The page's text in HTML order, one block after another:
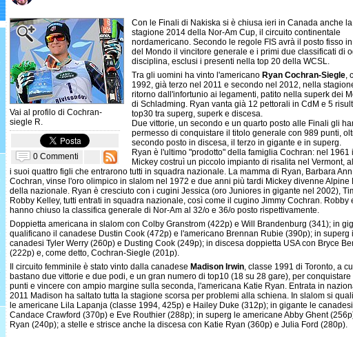
Vai al profilo di Cochran-
siegle R.
0 Commenti
Con le Finali di Nakiska si è chiusa ieri in Canada anche la
stagione 2014 della Nor-Am Cup, il circuito continentale
nordamericano. Secondo le regole FIS avrà il posto fisso
del Mondo il vincitore generale e i primi due classificati di
disciplina, esclusi i presenti nella top 20 della WCSL.
Tra gli uomini ha vinto l'americano Ryan Cochran-Siegle,
1992, già terzo nel 2011 e secondo nel 2012, nella
ritorno dall'infortunio ai legamenti, patito nella superk dei
di Schladming. Ryan vanta già 12 pettorali in CdM e 5
top30 tra superg, superk e discesa.
Due vittorie, un secondo e un quarto posto alle Finali gli
permesso di conquistare il titolo generale con 989 punti,
secondo posto in discesa, il terzo in gigante e in superg.
Ryan è l'ultimo "prodotto" della famiglia Cochran: nel 1961
Mickey costruì un piccolo impianto di risalita nel Vermont,
i suoi quattro figli che entrarono tutti in squadra nazionale. La mamma di Ryan, Barbara Ann
Cochran, vinse l'oro olimpico in slalom nel 1972 e due anni più tardi Mickey divenne Alpine
della nazionale. Ryan è cresciuto con i cugini Jessica (oro Juniores in gigante nel 2002),
Robby Kelley, tutti entrati in squadra nazionale, così come il cugino Jimmy Cochran. Robby
hanno chiuso la classifica generale di Nor-Am al 32/o e 36/o posto rispettivamente.
Doppietta americana in slalom con Colby Granstrom (422p) e Will Brandenburg (341); in
qualificano il canadese Dustin Cook (472p) e l'americano Brennan Rubie (390p); in superg i
canadesi Tyler Werry (260p) e Dusting Cook (249p); in discesa doppietta USA con Bryce
(222p) e, come detto, Cochran-Siegle (201p).
Il circuito femminile è stato vinto dalla canadese Madison Irwin, classe 1991 di Toronto, a
bastano due vittorie e due podi, e un gran numero di top10 (18 su 28 gare), per conquistare
punti e vincere con ampio margine sulla seconda, l'americana Katie Ryan. Entrata in
2011 Madison ha saltato tutta la stagione scorsa per problemi alla schiena. In slalom si
le americane Lila Lapanja (classe 1994, 425p) e Hailey Duke (312p); in gigante le canadesi
Candace Crawford (370p) e Eve Routhier (288p); in superg le americane Abby Ghent
Ryan (240p); a stelle e strisce anche la discesa con Katie Ryan (360p) e Julia Ford (280p).